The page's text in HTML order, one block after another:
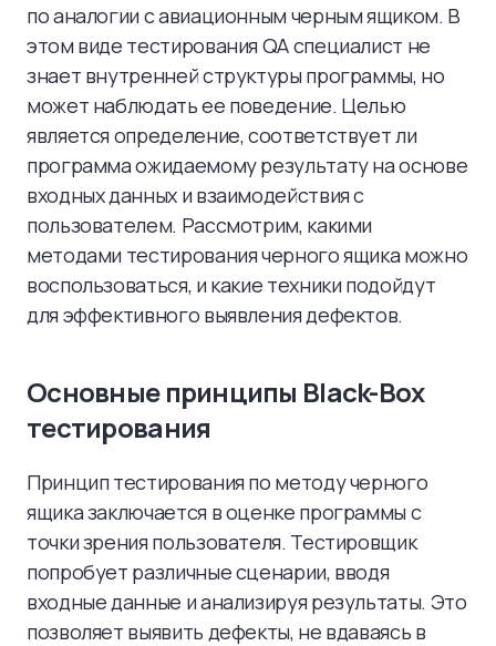
по аналогии с авиационным черным ящиком. В
этом виде тестирования QA специалист не
знает внутренней структуры программы, но
может наблюдать ее поведение. Целью
является определение, соответствует ли
программа ожидаемому результату на основе
входных данных и взаимодействия с
пользователем. Рассмотрим, какими
методами тестирования черного ящика можно
воспользоваться, и какие техники подойдут
для эффективного выявления дефектов.
Основные принципы Black-Box
тестирования
Принцип тестирования по методу черного
ящика заключается в оценке программы с
точки зрения пользователя. Тестировщик
попробует различные сценарии, вводя
входные данные и анализируя результаты. Это
позволяет выявить дефекты, не вдаваясь в